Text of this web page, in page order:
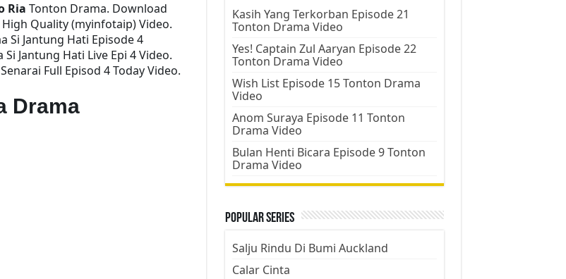
Ria Tonton Drama. Download
Quality (myinfotaip) Video.
Si Jantung Hati Episode 4
Jantung Hati Live Epi 4 Video.
Full Episod 4 Today Video.
Drama
Kasih Yang Terkorban Episode 21
Tonton Drama Video
Yes! Captain Zul Aaryan Episode 22
Tonton Drama Video
Wish List Episode 15 Tonton Drama
Video
Anom Suraya Episode 11 Tonton
Drama Video
Bulan Henti Bicara Episode 9 Tonton
Drama Video
Popular Series
Salju Rindu Di Bumi Auckland
Calar Cinta